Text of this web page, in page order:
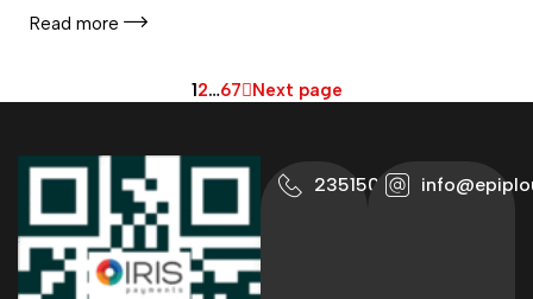
Read more
12…67 Next page
2351500711